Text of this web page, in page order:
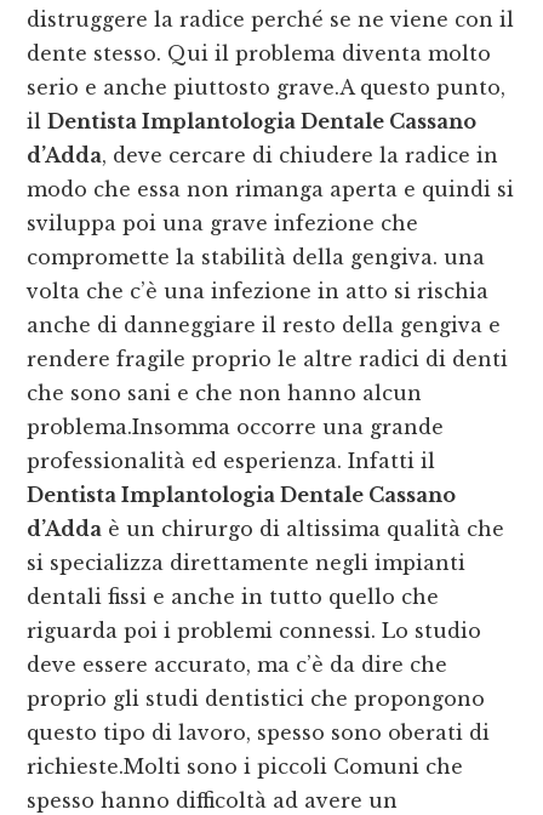
distruggere la radice perché se ne viene con il
dente stesso. Qui il problema diventa molto
serio e anche piuttosto grave.A questo punto,
ilDentista Implantologia Dentale Cassano
d’Adda, deve cercare di chiudere la radice in
modo che essa non rimanga aperta e quindi si
sviluppa poi una grave infezione che
compromette la stabilità della gengiva. una
volta che c’è una infezione in atto si rischia
anche di danneggiare il resto della gengiva e
rendere fragile proprio le altre radici di denti
che sono sani e che non hanno alcun
problema.Insomma occorre una grande
professionalità ed esperienza. Infatti il
Dentista Implantologia Dentale Cassano
d’Adda è un chirurgo di altissima qualità che
si specializza direttamente negli impianti
dentali fissi e anche in tutto quello che
riguarda poi i problemi connessi. Lo studio
deve essere accurato, ma c’è da dire che
proprio gli studi dentistici che propongono
questo tipo di lavoro, spesso sono oberati di
richieste.Molti sono i piccoli Comuni che
spesso hanno difficoltà ad avere un